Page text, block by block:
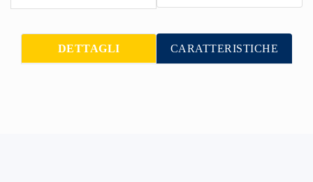
DETTAGLI CARATTERISTICHE